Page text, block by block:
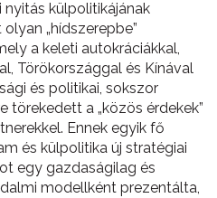
nyitás külpolitikájának
„hídszerepbe”
a keleti autokráciákkal,
Törökországgal és Kínával
és politikai, sokszor
a „közös érdekek”
Ennek egyik fő
és külpolitika új stratégiai
egy gazdaságilag és
modellként prezentálta,